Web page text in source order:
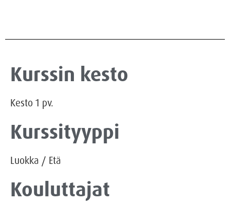
Kurssin kesto
Kesto 1 pv.
Kurssityyppi
Luokka / Etä
Kouluttajat